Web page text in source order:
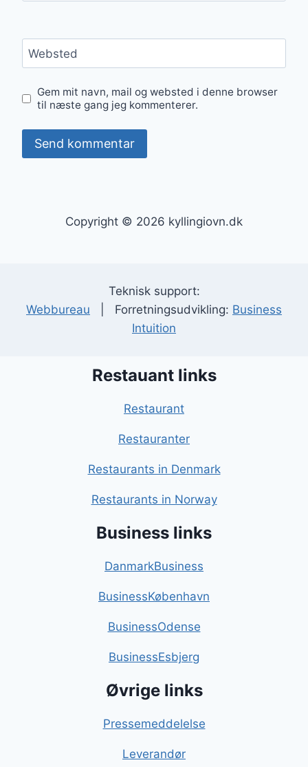
Websted
Gem mit navn, mail og websted i denne browser
til næste gang jeg kommenterer.
Copyright © 2026 kyllingiovn.dk
Teknisk support:
Webbureau | Forretningsudvikling: Business
Intuition
Restauant links
Restaurant
Restauranter
Restaurants in Denmark
Restaurants in Norway
Business links
DanmarkBusiness
BusinessKøbenhavn
BusinessOdense
BusinessEsbjerg
Øvrige links
Pressemeddelelse
Leverandør